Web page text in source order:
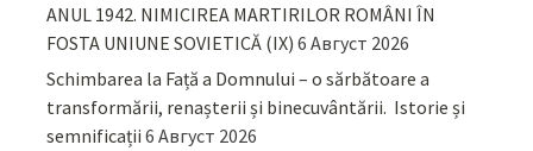
ANUL 1942. NIMICIREA MARTIRILOR ROMÂNI ÎN
FOSTA UNIUNE SOVIETICĂ (IX) 6 Август 2026
Schimbarea la Față a Domnului – o sărbătoare a
transformării, renașterii și binecuvântării. Istorie și
semnificații 6 Август 2026